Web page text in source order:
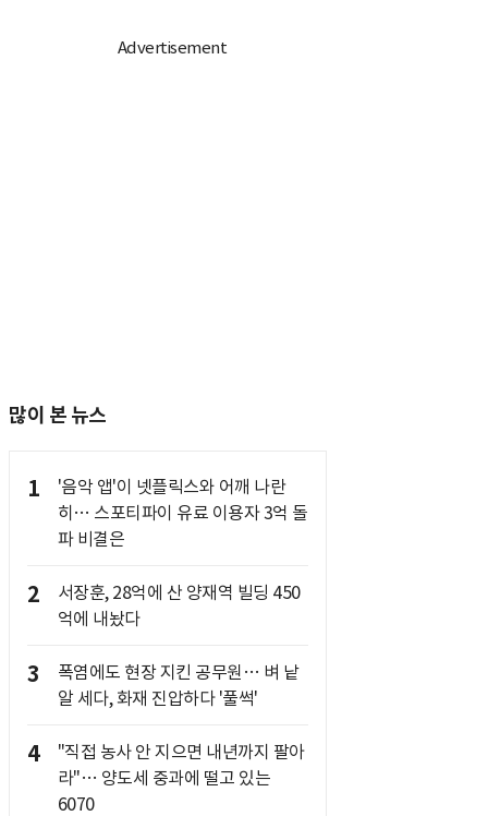
많이 본 뉴스
1
'음악 앱'이 넷플릭스와 어깨 나란
히… 스포티파이 유료 이용자 3억 돌
파 비결은
2
서장훈, 28억에 산 양재역 빌딩 450
억에 내놨다
3
폭염에도 현장 지킨 공무원… 벼 낱
알 세다, 화재 진압하다 '풀썩'
4
"직접 농사 안 지으면 내년까지 팔아
라"… 양도세 중과에 떨고 있는
6070